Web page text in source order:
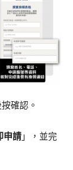
按確認。
申請 」，並完